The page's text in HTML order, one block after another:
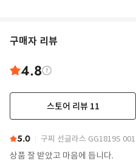
구매자 리뷰
4.8
스토어 리뷰 11
5.0 구찌 선글라스 GG1819S
상품 잘 받았고 마음에 듭니다.